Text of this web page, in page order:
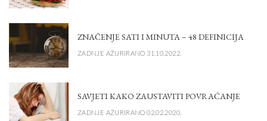
ZNAČENJE SATI I MINUTA – 48 DEFINICIJA
ZADNJE AŽURIRANO 31.10.2022.
SAVJETI KAKO ZAUSTAVITI POVRAĆANJE
ZADNJE AŽURIRANO 02.02.2020.